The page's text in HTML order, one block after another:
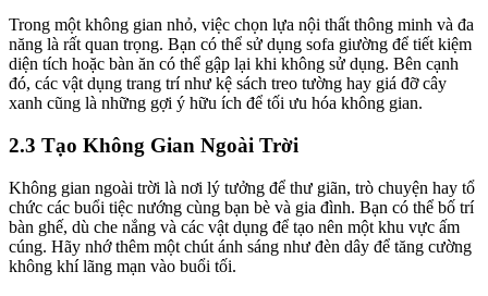
Trong một không gian nhỏ, việc chọn lựa nội thất thông minh và đa
năng là rất quan trọng. Bạn có thể sử dụng sofa giường để tiết kiệm
diện tích hoặc bàn ăn có thể gập lại khi không sử dụng. Bên cạnh
đó, các vật dụng trang trí như kệ sách treo tường hay giá đỡ cây
xanh cũng là những gợi ý hữu ích để tối ưu hóa không gian.
2.3 Tạo Không Gian Ngoài Trời
Không gian ngoài trời là nơi lý tưởng để thư giãn, trò chuyện hay tổ
chức các buổi tiệc nướng cùng bạn bè và gia đình. Bạn có thể bố trí
bàn ghế, dù che nắng và các vật dụng để tạo nên một khu vực ấm
cúng. Hãy nhớ thêm một chút ánh sáng như đèn dây để tăng cường
không khí lãng mạn vào buổi tối.